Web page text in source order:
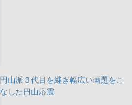
円山派３代目を継ぎ幅広い画題をこ
なした円山応震